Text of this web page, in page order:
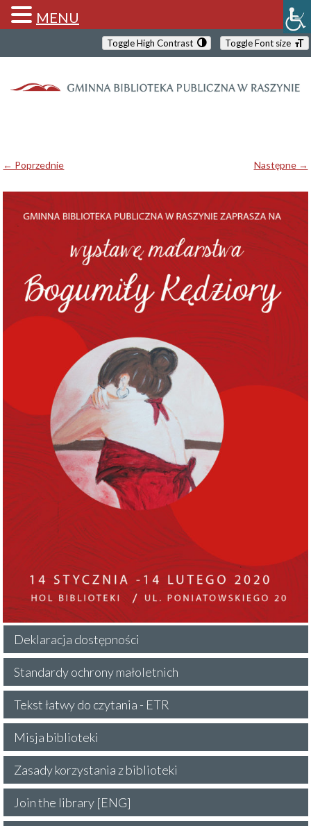
Toggle High Contrast Toggle Font size
← Poprzednie Następne →
Deklaracja dostępności
Standardy ochrony małoletnich
Tekst łatwy do czytania - ETR
Misja biblioteki
Zasady korzystania z biblioteki
Join the library [ENG]
MENU